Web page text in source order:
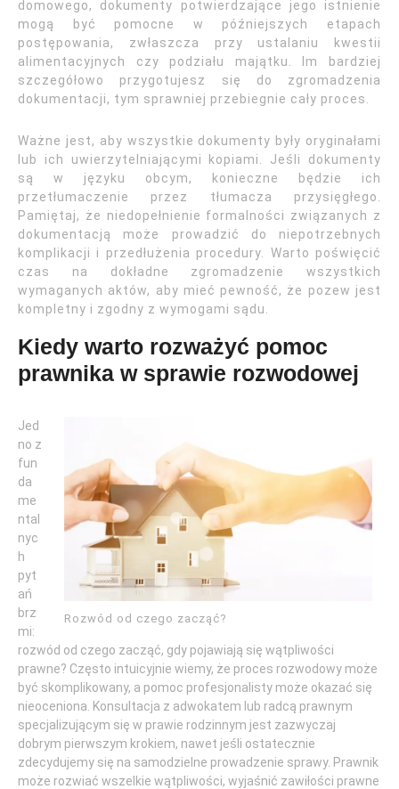
domowego, dokumenty potwierdzające jego istnienie
mogą być pomocne w późniejszych etapach
postępowania, zwłaszcza przy ustalaniu kwestii
alimentacyjnych czy podziału majątku. Im bardziej
szczegółowo przygotujesz się do zgromadzenia
dokumentacji, tym sprawniej przebiegnie cały proces.
Ważne jest, aby wszystkie dokumenty były oryginałami
lub ich uwierzytelniającymi kopiami. Jeśli dokumenty
są w języku obcym, konieczne będzie ich
przetłumaczenie przez tłumacza przysięgłego.
Pamiętaj, że niedopełnienie formalności związanych z
dokumentacją może prowadzić do niepotrzebnych
komplikacji i przedłużenia procedury. Warto poświęcić
czas na dokładne zgromadzenie wszystkich
wymaganych aktów, aby mieć pewność, że pozew jest
kompletny i zgodny z wymogami sądu.
Kiedy warto rozważyć pomoc
prawnika w sprawie rozwodowej
Rozwód od czego zacząć?
Jed
no z
fun
da
me
ntal
nyc
h
pyt
ań
brz
mi:
rozwód od czego zacząć, gdy pojawiają się wątpliwości
prawne? Często intuicyjnie wiemy, że proces rozwodowy może
być skomplikowany, a pomoc profesjonalisty może okazać się
nieoceniona. Konsultacja z adwokatem lub radcą prawnym
specjalizującym się w prawie rodzinnym jest zazwyczaj
dobrym pierwszym krokiem, nawet jeśli ostatecznie
zdecydujemy się na samodzielne prowadzenie sprawy. Prawnik
może rozwiać wszelkie wątpliwości, wyjaśnić zawiłości prawne